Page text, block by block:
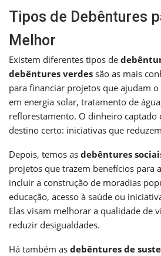
Tipos de Debêntures
Melhor
Existem diferentes tipos de
debêntures verdes são as mais
para financiar projetos que ajudam
em energia solar, tratamento de
reflorestamento. O dinheiro captado
destino certo: iniciativas que
Depois, temos as debêntures
projetos que trazem benefícios para
incluir a construção de moradias
educação, acesso à saúde ou
Elas visam melhorar a qualidade de
reduzir desigualdades.
Há também as debêntures de